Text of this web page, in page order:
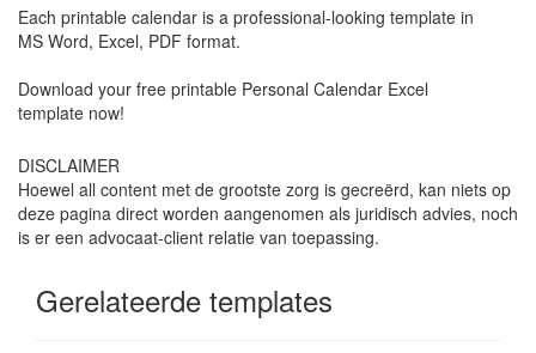
Each printable calendar is a professional-looking template in
MS Word, Excel, PDF format.
Download your free printable Personal Calendar Excel
template now!
DISCLAIMER
Hoewel all content met de grootste zorg is gecreërd, kan niets op
deze pagina direct worden aangenomen als juridisch advies, noch
is er een advocaat-client relatie van toepassing.
Gerelateerde templates